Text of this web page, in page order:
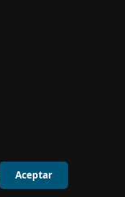
Aceptar